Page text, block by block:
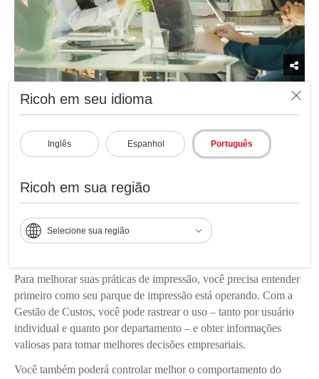
Ricoh em seu idioma
Inglês Espanhol Português
Ricoh em sua região
Selecione sua região
Entenda quem está usando sua frota de
impressão e como.
sendo utilizada – e por quem – é quase impossível tomar
decisões de gestão precisas sobre o uso e o desperdício. O
rastreamento de trabalhos é especialmente difícil se os seus
equipamentos forem compartilhados por vários usuários e vários
Para melhorar suas práticas de impressão, você precisa entender
primeiro como seu parque de impressão está operando. Com a
Gestão de Custos, você pode rastrear o uso – tanto por usuário
individual e quanto por departamento – e obter informações
valiosas para tomar melhores decisões empresariais.
Você também poderá controlar melhor o comportamento do